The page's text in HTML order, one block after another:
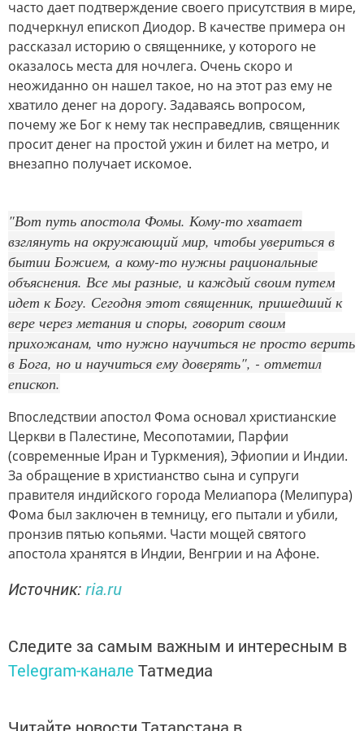
часто дает подтверждение своего присутствия в мире,
подчеркнул епископ Диодор. В качестве примера он
рассказал историю о священнике, у которого не
оказалось места для ночлега. Очень скоро и
неожиданно он нашел такое, но на этот раз ему не
хватило денег на дорогу. Задаваясь вопросом,
почему же Бог к нему так несправедлив, священник
просит денег на простой ужин и билет на метро, и
внезапно получает искомое.
"Вот путь апостола Фомы. Кому-то хватает
взглянуть на окружающий мир, чтобы увериться в
бытии Божием, а кому-то нужны рациональные
объяснения. Все мы разные, и каждый своим путем
идет к Богу. Сегодня этот священник, пришедший к
вере через метания и споры, говорит своим
прихожанам, что нужно научиться не просто верить
в Бога, но и научиться ему доверять", - отметил
епископ.
Впоследствии апостол Фома основал христианские
Церкви в Палестине, Месопотамии, Парфии
(современные Иран и Туркмения), Эфиопии и Индии.
За обращение в христианство сына и супруги
правителя индийского города Мелиапора (Мелипура)
Фома был заключен в темницу, его пытали и убили,
пронзив пятью копьями. Части мощей святого
апостола хранятся в Индии, Венгрии и на Афоне.
Источник:ria.ru
Следите за самым важным и интересным в
Telegram-канале Татмедиа